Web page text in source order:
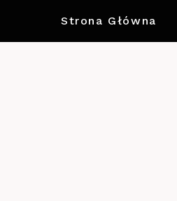
Strona Główna